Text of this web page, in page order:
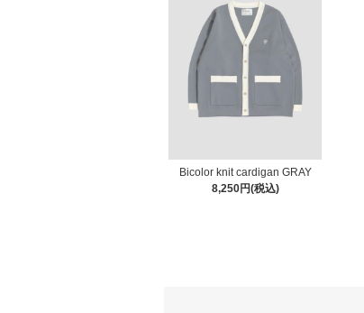
Bicolor knit cardigan GRAY
8,250円(税込)